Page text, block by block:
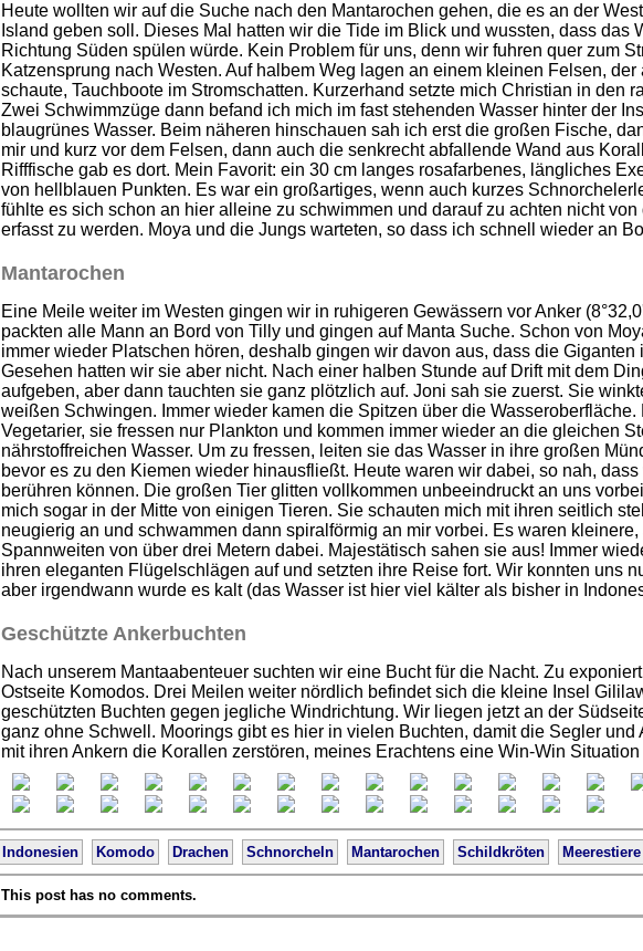
Heute wollten wir auf die Suche nach den Mantarochen gehen, die es an der
Island geben soll. Dieses Mal hatten wir die Tide im Blick und wussten, dass das
Richtung Süden spülen würde. Kein Problem für uns, denn wir fuhren quer zum
Katzensprung nach Westen. Auf halbem Weg lagen an einem kleinen Felsen, der
schaute, Tauchboote im Stromschatten. Kurzerhand setzte mich Christian in den
Zwei Schwimmzüge dann befand ich mich im fast stehenden Wasser hinter der
blaugrünes Wasser. Beim näheren hinschauen sah ich erst die großen Fische,
mir und kurz vor dem Felsen, dann auch die senkrecht abfallende Wand aus
Rifffische gab es dort. Mein Favorit: ein 30 cm langes rosafarbenes, längliches
von hellblauen Punkten. Es war ein großartiges, wenn auch kurzes
fühlte es sich schon an hier alleine zu schwimmen und darauf zu achten nicht von
erfasst zu werden. Moya und die Jungs warteten, so dass ich schnell wieder an
Mantarochen
Eine Meile weiter im Westen gingen wir in ruhigeren Gewässern vor Anker
packten alle Mann an Bord von Tilly und gingen auf Manta Suche. Schon von
immer wieder Platschen hören, deshalb gingen wir davon aus, dass die Giganten
Gesehen hatten wir sie aber nicht. Nach einer halben Stunde auf Drift mit dem
aufgeben, aber dann tauchten sie ganz plötzlich auf. Joni sah sie zuerst. Sie
weißen Schwingen. Immer wieder kamen die Spitzen über die Wasseroberfläche.
Vegetarier, sie fressen nur Plankton und kommen immer wieder an die gleichen
nährstoffreichen Wasser. Um zu fressen, leiten sie das Wasser in ihre großen
bevor es zu den Kiemen wieder hinausfließt. Heute waren wir dabei, so nah, dass
berühren können. Die großen Tier glitten vollkommen unbeeindruckt an uns
mich sogar in der Mitte von einigen Tieren. Sie schauten mich mit ihren seitlich
neugierig an und schwammen dann spiralförmig an mir vorbei. Es waren
Spannweiten von über drei Metern dabei. Majestätisch sahen sie aus! Immer
ihren eleganten Flügelschlägen auf und setzten ihre Reise fort. Wir konnten uns
aber irgendwann wurde es kalt (das Wasser ist hier viel kälter als bisher in
Geschützte Ankerbuchten
Nach unserem Mantaabenteuer suchten wir eine Bucht für die Nacht. Zu
Ostseite Komodos. Drei Meilen weiter nördlich befindet sich die kleine Insel
geschützten Buchten gegen jegliche Windrichtung. Wir liegen jetzt an der
ganz ohne Schwell. Moorings gibt es hier in vielen Buchten, damit die Segler und
mit ihren Ankern die Korallen zerstören, meines Erachtens eine Win-Win
Indonesien Komodo Drachen Schnorcheln Mantarochen Schildkröten Meerestiere
This post has no comments.